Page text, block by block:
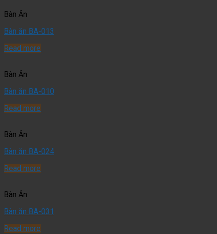
Bàn Ăn
Bàn ăn BA-013
Read more
Bàn Ăn
Bàn ăn BA-010
Read more
Bàn Ăn
Bàn ăn BA-024
Read more
Bàn Ăn
Bàn ăn BA-031
Read more